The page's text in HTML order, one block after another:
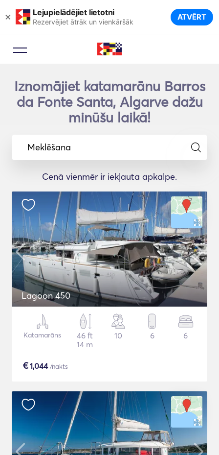
× Lejupielādējiet lietotni
Rezervējiet ātrāk un vienkāršāk ATVĒRT
Iznomājiet katamarānu Barros
da Fonte Santa, Algarve dažu
minūšu laikā!
Meklēšana
Cenā vienmēr ir iekļauta apkalpe.
Lagoon 450
Katamarāns
46 ft
14 m
10 6 6
€1,044/nakts